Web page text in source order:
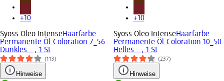
+10
Syoss Oleo IntenseHaarfarbe
Permanente Öl-Coloration 7_56
Dunkles..., 1 St
(113)
Hinweise
+10
Syoss Oleo IntenseHaarfarbe
Permanente Öl-Coloration 10_50
Helles..., 1 St
(237)
Hinweise